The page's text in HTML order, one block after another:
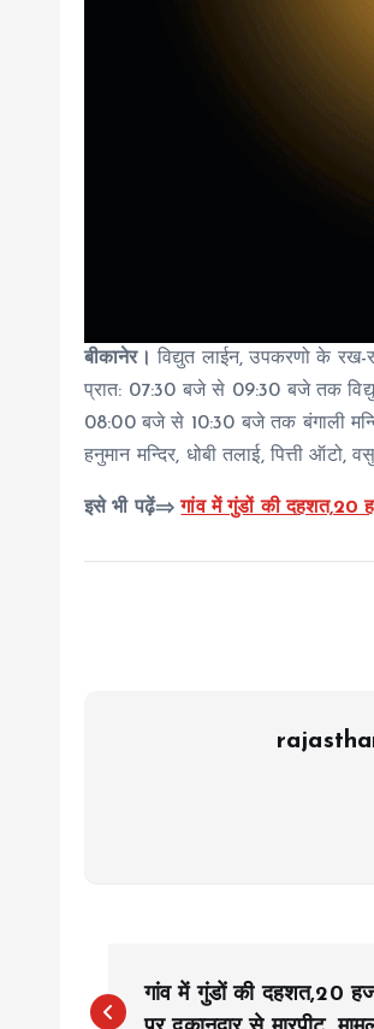
बीकानेर।
विद्युत लाईन, उपकरणो के रख-
प्रात: 07:30 बजे से 09:30 बजे तक
08:00 बजे से 10:30 बजे तक बंगाली मन्दिर,
हनुमान मन्दिर, धोबी तलाई, पित्ती ऑटो,
इसे भी पढ़ें⇒गांव में गुंडों की दहशत,20
गांव में गुंडों की दहशत,20